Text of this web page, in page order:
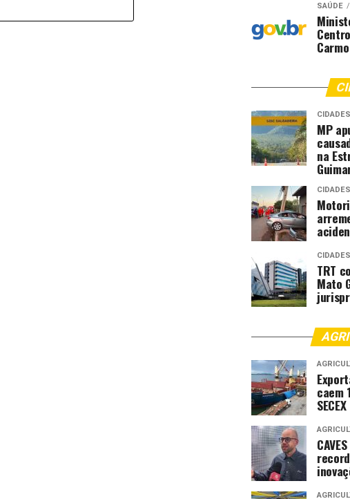
SAÚDE
CIDADES
MP
na
CIDADES
CIDADES
TRT
Mato
caem
SECEX